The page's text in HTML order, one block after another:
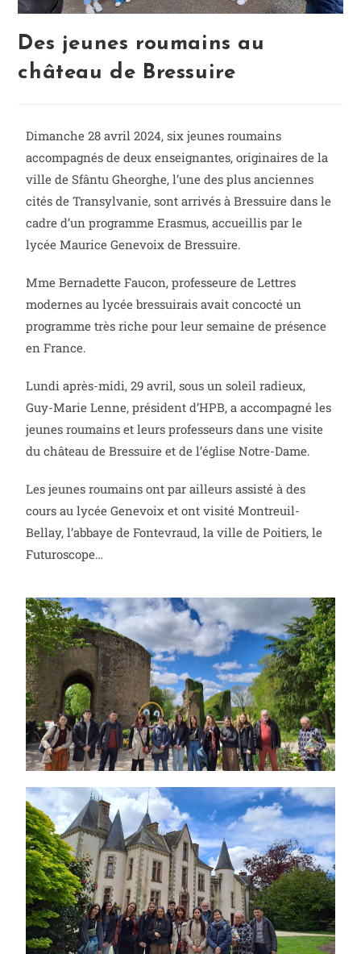
Des jeunes roumains au
château de Bressuire
Dimanche 28 avril 2024, six jeunes roumains
accompagnés de deux enseignantes, originaires de la
ville de Sfântu Gheorghe, l’une des plus anciennes
cités de Transylvanie, sont arrivés à Bressuire dans le
cadre d’un programme Erasmus, accueillis par le
lycée Maurice Genevoix de Bressuire.
Mme Bernadette Faucon, professeure de Lettres
modernes au lycée bressuirais avait concocté un
programme très riche pour leur semaine de présence
en France.
Lundi après-midi, 29 avril, sous un soleil radieux,
Guy-Marie Lenne, président d’HPB, a accompagné les
jeunes roumains et leurs professeurs dans une visite
du château de Bressuire et de l’église Notre-Dame.
Les jeunes roumains ont par ailleurs assisté à des
cours au lycée Genevoix et ont visité Montreuil-
Bellay, l’abbaye de Fontevraud, la ville de Poitiers, le
Futuroscope…